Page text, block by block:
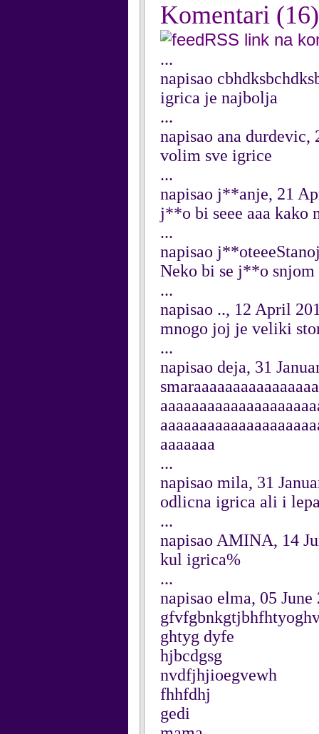
Komentari (16)
RSS link na
...
napisao
igrica je najbolja
...
napisao ana durdevic,
volim sve igrice
...
napisao j**anje, 21
j**o bi seee aaa kako
...
napisao
Neko bi se j**o snjom
...
napisao .., 12 April
mnogo joj je veliki
...
napisao deja, 31
aaaaaaa
...
napisao mila, 31
odlicna igrica ali i
...
napisao AMINA, 14
kul igrica%
...
napisao elma, 05 June
ghtyg dyfe
hjbcdgsg
nvdfjhjioegvewh
fhhfdhj
gedi